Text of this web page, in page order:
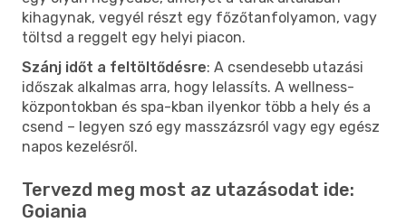
kihagynak, vegyél részt egy főzőtanfolyamon, vagy
töltsd a reggelt egy helyi piacon.
Szánj időt a feltöltődésre: A csendesebb utazási
időszak alkalmas arra, hogy lelassíts. A wellness-
központokban és spa-kban ilyenkor több a hely és a
csend – legyen szó egy masszázsról vagy egy egész
napos kezelésről.
Tervezd meg most az utazásodat ide:
Goiania